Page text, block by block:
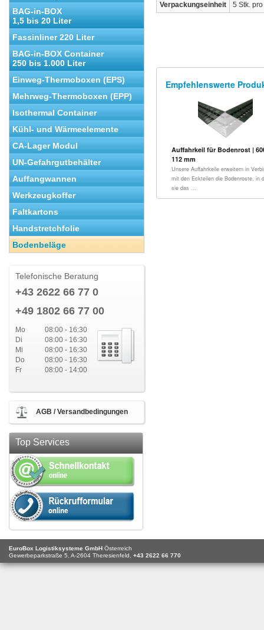
BAG-in-BOX
1,5 bis 20 Liter
Fassinliner 220 Liter
BAG-in-BOX Container
250 bis 1.000 Liter
Einweg-Thermoboxen (EPS)
Mehrweg-Thermoboxen (EPP)
Isothermal Container
Kühl- und Wärmeelemente
CA-Lager Modul
UN-Gefahrgutbehälter
Auffangwannen
Werkzeugkoffer
Faltkartons
Handstretchfolie
Bodenbeläge
Telefonische Beratung
+43 2622 66 77 0
+49 1802 66 77 00
Mo
08:00 - 16:30
Di
08:00 - 16:30
Mi
08:00 - 16:30
Do
08:00 - 16:30
Fr
08:00 - 14:00
AGB / Versandbedingungen
Top Services
Verpackungseinheit
5 Stk.
Empfehlenswerte
Auffahrkeil für Bodenrost |
112 mm
Unsere Auffahrkeile erweitern in
mit den Eckteilen die Bodenroste, in
sie das ...
EuroBox Logistiksysteme GmbH Österreich
Gewerbeparkstraße 5, A-2604 Theresienfeld, +43 2622 66 770